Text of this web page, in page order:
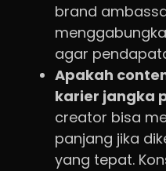
brand
agar
Apakah
karier jangka
creator bisa
panjang jika
yang tepat.